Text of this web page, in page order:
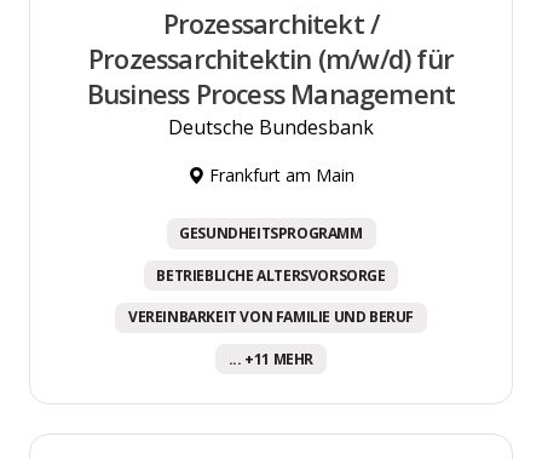
Prozessarchitekt /
Prozessarchitektin (m/w/d) für
Business Process Management
Deutsche Bundesbank
Frankfurt am Main
GESUNDHEITSPROGRAMM
BETRIEBLICHE ALTERSVORSORGE
VEREINBARKEIT VON FAMILIE UND BERUF
... +11 MEHR